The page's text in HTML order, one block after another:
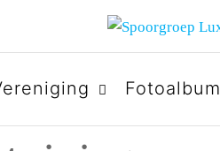
Fotoalbum